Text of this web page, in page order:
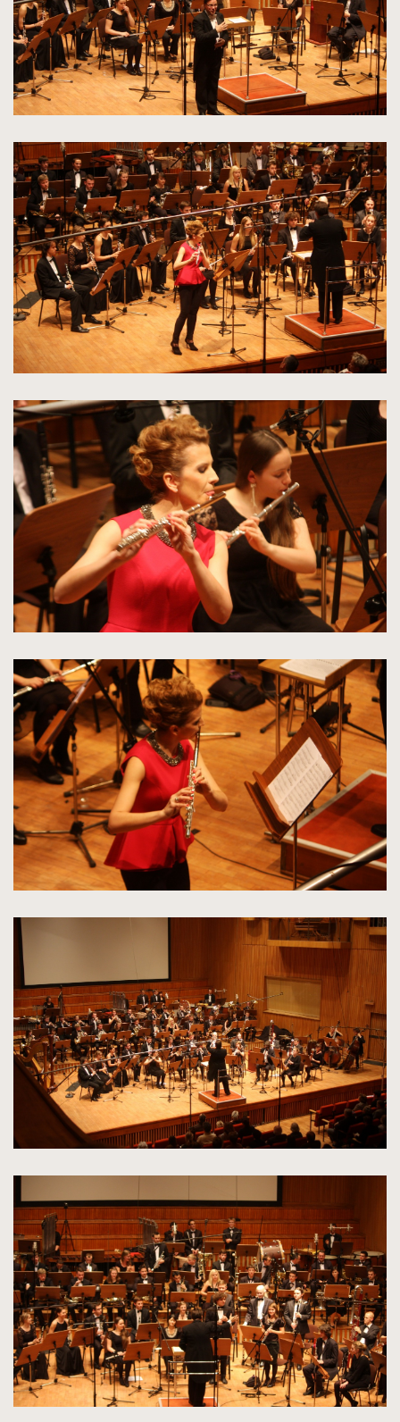
spowoduje
powiększenie
zdjęcia
do
rozmiarów
oryginalnych
spowoduje
powiększenie
zdjęcia
do
rozmiarów
oryginalnych
spowoduje
powiększenie
zdjęcia
do
rozmiarów
oryginalnych
spowoduje
powiększenie
zdjęcia
do
rozmiarów
oryginalnych
spowoduje
zdjęcia
do
rozmiarów
oryginalnych